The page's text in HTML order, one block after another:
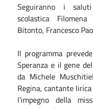
Seguiranno i
scolastica
Bitonto, Francesco
Il programma
Speranza e il gene
da Michele
Regina, cantante
l’impegno della